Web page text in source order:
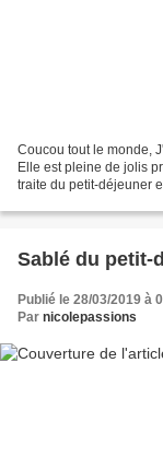
Coucou tout le monde,
Elle est pleine de jolis
traite du petit-déjeuner
Sablé du petit-
Publié le 28/03/2019 à
Par nicolepassions